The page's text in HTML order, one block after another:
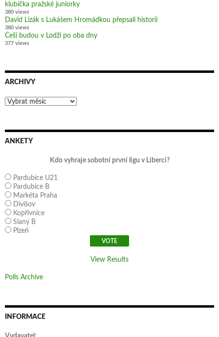
klubíčka pražské juniorky
380 views
David Lizák s Lukášem Hromádkou přepsali historii
380 views
Češi budou v Lodži po oba dny
377 views
ARCHIVY
Archivy
ANKETY
Kdo vyhraje sobotní první ligu v Liberci?
Pardubice U21
Pardubice B
Markéta Praha
Divišov
Kopřivnice
Slaný B
Plzeň
View Results
Polls Archive
INFORMACE